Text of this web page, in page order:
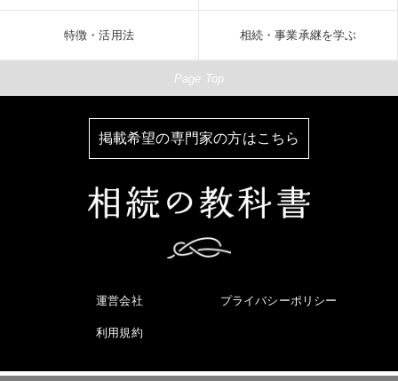
特徴・活用法 相続・事業承継を学ぶ
Page Top
掲載希望の専門家の方はこちら
運営会社 プライバシーポリシー
利用規約